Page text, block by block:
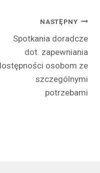
NASTĘPNY
Spotkania doradcze
dot. zapewniania
osobom ze
szczególnymi
potrzebami